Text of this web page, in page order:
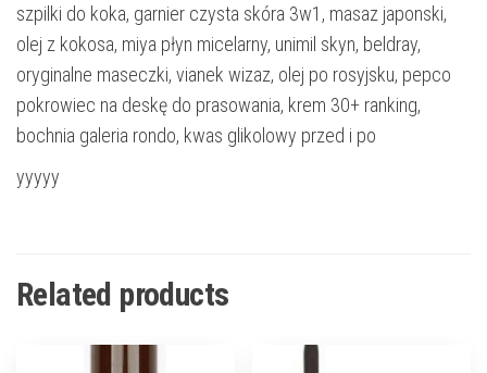
szpilki do koka, garnier czysta skóra 3w1, masaz japonski,
olej z kokosa, miya płyn micelarny, unimil skyn, beldray,
oryginalne maseczki, vianek wizaz, olej po rosyjsku, pepco
pokrowiec na deskę do prasowania, krem 30+ ranking,
bochnia galeria rondo, kwas glikolowy przed i po
yyyyy
Related products